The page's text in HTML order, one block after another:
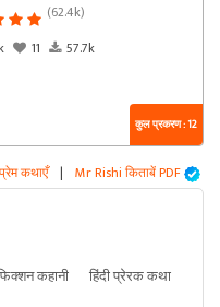
(62.4k)
11 57.7k
कुल प्रकरण : 12
कथाएँ | Mr Rishi किताबें PDF
कहानी
हिंदी प्रेरक कथा